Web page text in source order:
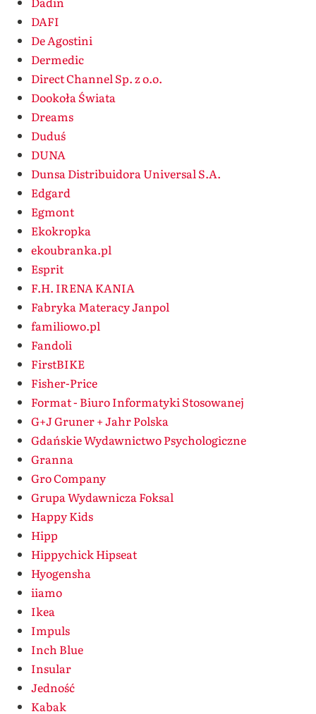
DAFI
De Agostini
Dermedic
Direct Channel Sp. z o.o.
Dookoła Świata
Dreams
Duduś
DUNA
Dunsa Distribuidora Universal S.A.
Edgard
Egmont
Ekokropka
ekoubranka.pl
Esprit
F.H. IRENA KANIA
Fabryka Materacy Janpol
familiowo.pl
Fandoli
FirstBIKE
Fisher-Price
Format - Biuro Informatyki Stosowanej
G+J Gruner + Jahr Polska
Gdańskie Wydawnictwo Psychologiczne
Granna
Gro Company
Grupa Wydawnicza Foksal
Happy Kids
Hipp
Hippychick Hipseat
Hyogensha
iiamo
Ikea
Impuls
Inch Blue
Insular
Jedność
Kabak